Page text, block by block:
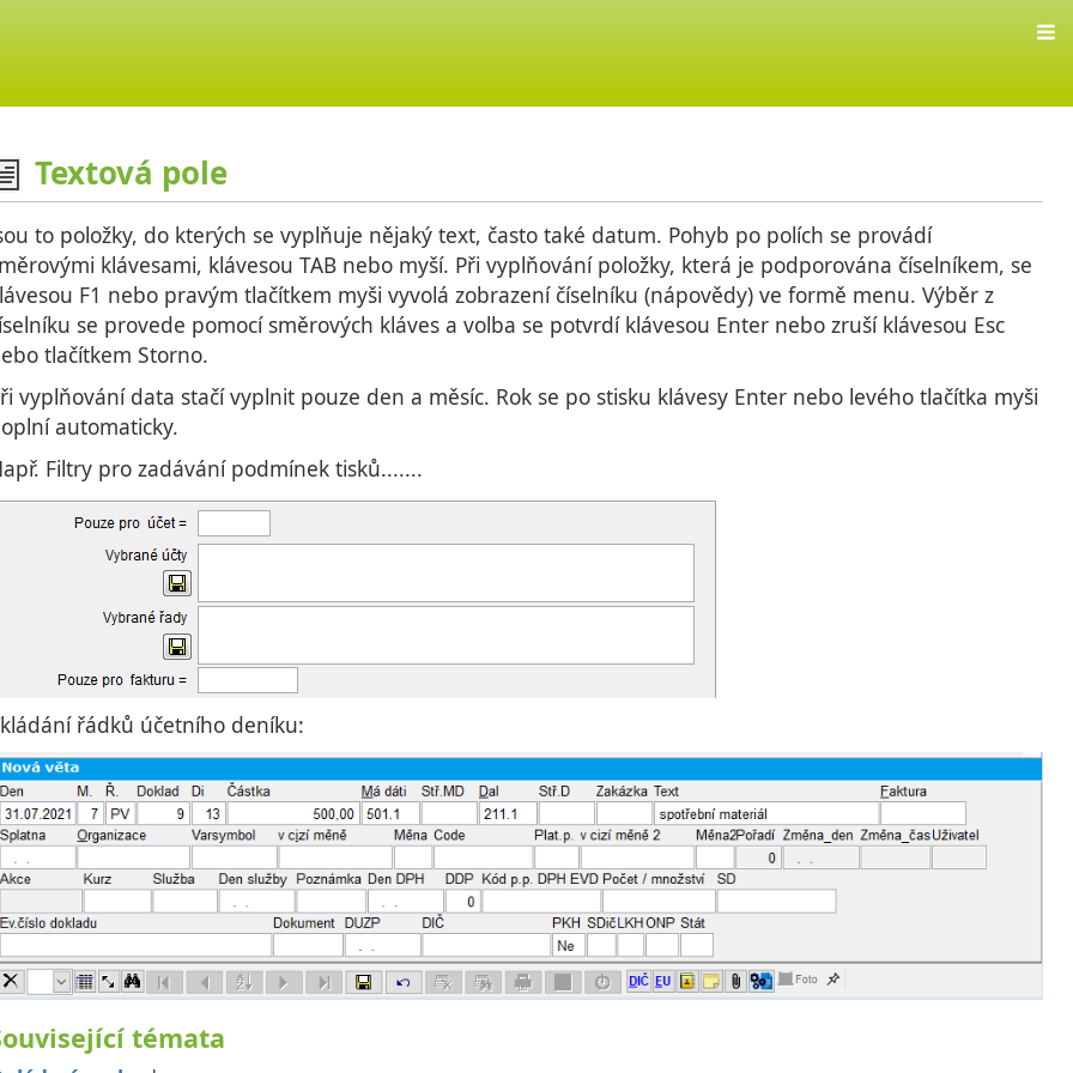
Textová pole
to položky, do kterých se vyplňuje nějaký text, často také datum. Pohyb po polích se provádí
klávesami, klávesou TAB nebo myší. Při vyplňování položky, která je podporována číselníkem, se
F1 nebo pravým tlačítkem myši vyvolá zobrazení číselníku (nápovědy) ve formě menu. Výběr z
se provede pomocí směrových kláves a volba se potvrdí klávesou Enter nebo zruší klávesou Esc
tlačítkem Storno.
vyplňování data stačí vyplnit pouze den a měsíc. Rok se po stisku klávesy Enter nebo levého tlačítka myši
automaticky.
Filtry pro zadávání podmínek tisků.......
řádků účetního deníku:
témata